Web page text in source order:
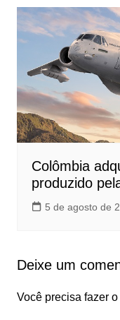
Colômbia
produzido
5 de agosto de
Deixe um
Você precisa fazer o